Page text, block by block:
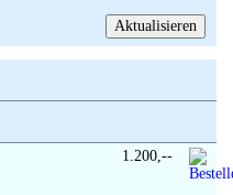
1.200,--